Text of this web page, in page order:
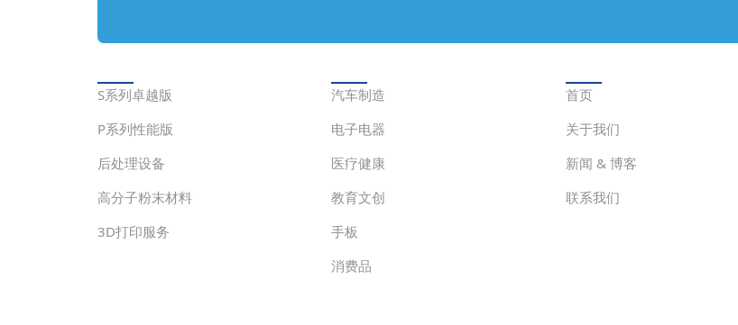
景，接下来小编带大家了解一下盈普材料
Precimid1171Pro...
拼接 这招用于两个超大尺寸或者不小心
是将两件待粘接件通过电焊枪加热至尼龙
模型熔融状态下，通过高温熔融结合，待
冷却到常温下，使两件甚至多个零件牢固
是上色一招，优点是颜色均匀/能顾及到
表面喷漆作用相似，简单来说：浸染处理
S系列卓越版
P系列性能版
后处理设备
高分子粉末材料
3D打印服务
汽车制造
电子电器
医疗健康
教育文创
手板
消费品
首页
关于我们
新闻 & 博客
联系我们